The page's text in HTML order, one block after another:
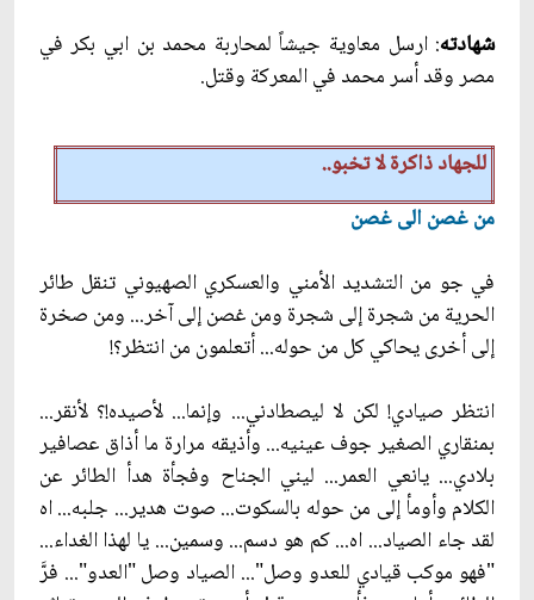
شهادته: ارسل معاوية جيشاً لمحاربة محمد بن ابي بكر في
مصر وقد أسر محمد في المعركة وقتل.
للجهاد ذاكرة لا تخبو..
من غصن الى غصن
في جو من التشديد الأمني والعسكري الصهيوني تنقل طائر
الحرية من شجرة إلى شجرة ومن غصن إلى آخر... ومن صخرة
إلى أخرى يحاكي كل من حوله... أتعلمون من انتظر؟!
انتظر صيادي! لكن لا ليصطادني... وإنما... لأصيده!؟ لأنقر...
بمنقاري الصغير جوف عينيه... وأذيقه مرارة ما أذاق عصافير
بلادي... يانعي العمر... ليني الجناح وفجأة هدأ الطائر عن
الكلام وأومأ إلى من حوله بالسكوت... صوت هدير... جلبه... اه
لقد جاء الصياد... اه... كم هو دسم... وسمين... يا لهذا الغداء...
"فهو موكب قيادي للعدو وصل"... الصياد وصل "العدو"... فرَّ